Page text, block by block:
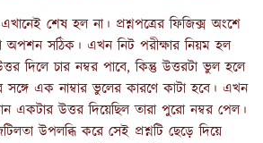
শেষ হল না। প্রশ্নপত্রের ফিজিক্স অংশে
অপশন সঠিক। এখন নিট পরীক্ষার নিয়ম হল
দিলে চার নম্বর পাবে, কিন্তু উত্তরটা ভুল হলে
সঙ্গে এক নাম্বার ভুলের কারণে কাটা হবে। এখন
একটার উত্তর দিয়েছিল তারা পুরো নম্বর পেল।
উপলব্ধি করে সেই প্রশ্নটি ছেড়ে দিয়ে